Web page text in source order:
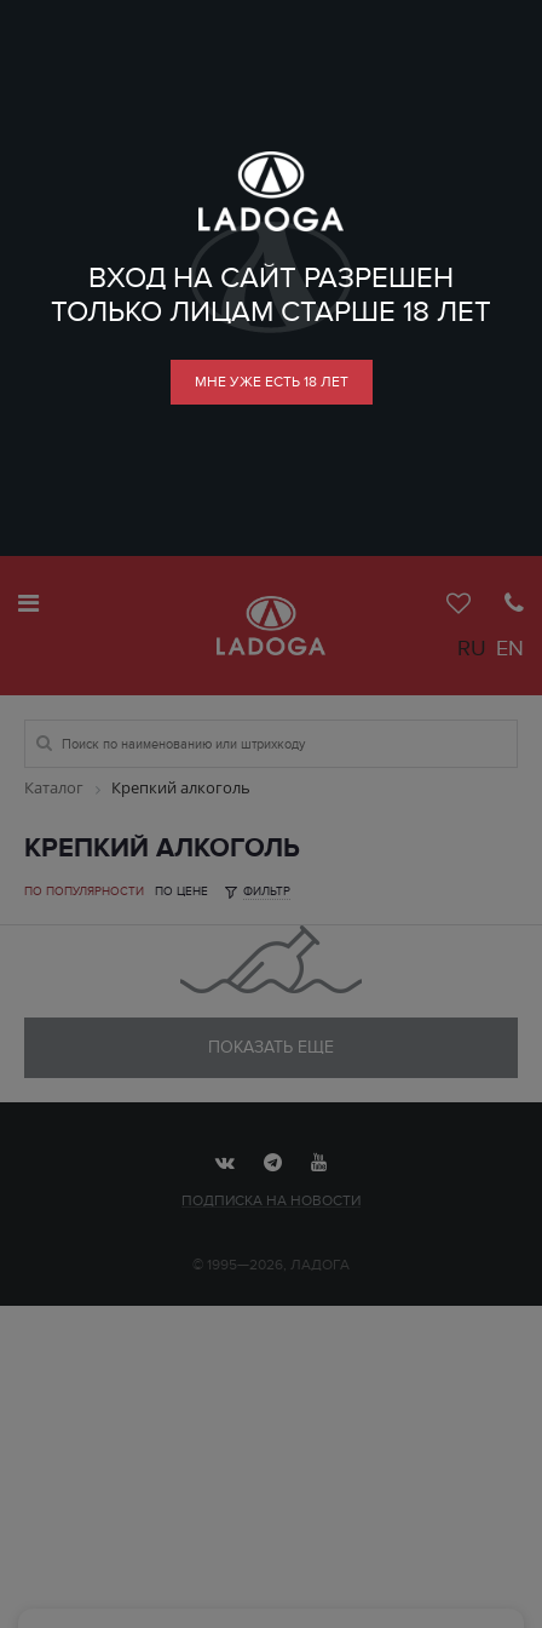
ВХОД НА САЙТ РАЗРЕШЕН
ТОЛЬКО ЛИЦАМ СТАРШЕ 18 ЛЕТ
МНЕ УЖЕ ЕСТЬ 18 ЛЕТ
RU EN
Каталог Крепкий алкоголь
КРЕПКИЙ АЛКОГОЛЬ
ПО ПОПУЛЯРНОСТИ ПО ЦЕНЕ ФИЛЬТР
ПОКАЗАТЬ ЕЩЕ
ПОДПИСКА НА НОВОСТИ
© 1995—2026, ЛАДОГА